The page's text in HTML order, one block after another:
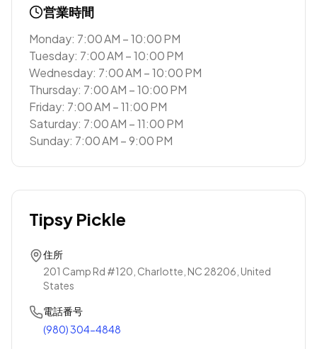
営業時間
Monday: 7:00 AM – 10:00 PM
Tuesday: 7:00 AM – 10:00 PM
Wednesday: 7:00 AM – 10:00 PM
Thursday: 7:00 AM – 10:00 PM
Friday: 7:00 AM – 11:00 PM
Saturday: 7:00 AM – 11:00 PM
Sunday: 7:00 AM – 9:00 PM
Tipsy Pickle
住所
201 Camp Rd #120, Charlotte, NC 28206, United
States
電話番号
(980) 304-4848